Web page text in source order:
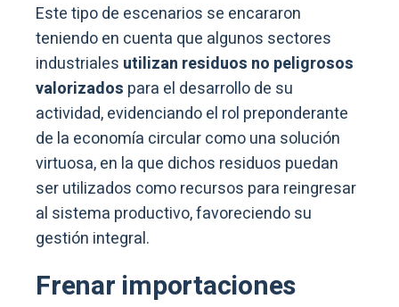
Este tipo de escenarios se encararon
teniendo en cuenta que algunos sectores
industriales utilizan residuos no peligrosos
valorizados para el desarrollo de su
actividad, evidenciando el rol preponderante
de la economía circular como una solución
virtuosa, en la que dichos residuos puedan
ser utilizados como recursos para reingresar
al sistema productivo, favoreciendo su
gestión integral.
Frenar importaciones